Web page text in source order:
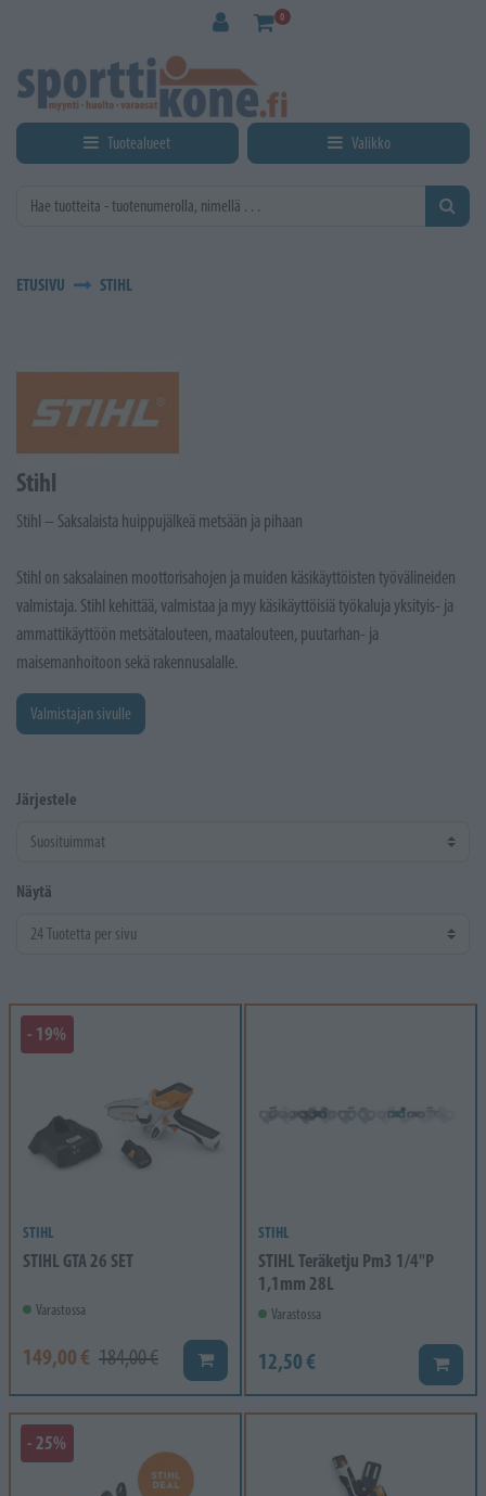
0
Tuotealueet Valikko
ETUSIVU STIHL
Stihl
Stihl – Saksalaista huippujälkeä metsään ja pihaan
Stihl on saksalainen moottorisahojen ja muiden käsikäyttöisten työvälineiden
valmistaja. Stihl kehittää, valmistaa ja myy käsikäyttöisiä työkaluja yksityis- ja
ammattikäyttöön metsätalouteen, maatalouteen, puutarhan- ja
maisemanhoitoon sekä rakennusalalle.
Valmistajan sivulle
Järjestele
Näytä
- 19%
STIHL
STIHL GTA 26 SET
Varastossa
149,00 € 184,00 € Lisää koriin
STIHL
STIHL Teräketju Pm3 1/4"P
1,1mm 28L
Varastossa
12,50 € Lisää
- 25%